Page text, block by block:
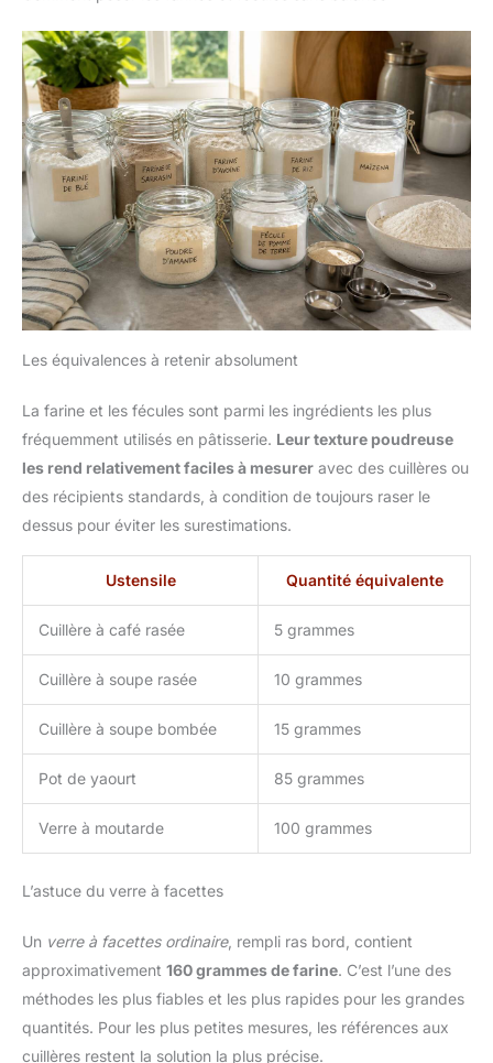
Utilisez le bouton rotatif LED
ou la fonction pulse. Grâce aux
différentes vitesses, ce robot
est adapté à presque toutes les
recettes. Même à la vitesse
maximale, l'appareil reste
silencieux, environ 75 dB. En
plus de son design élégant, le
robot est protégé contre la
surchauffe. Si le moteur devient
trop chaud, il s'éteint
automatiquement après
quelques minutes. La machine
reste stable et sécurisée grâce
à ses pieds antidérapants.
accessoires pour couper et râper légumes et fruits, préparez
vos propres saucisses avec l’accessoire pour saucisses, et
créez des biscuits de différentes formes avec l’appareil à
biscuits. Le hachoir à viande dispose de 3 niveaux de mouture
pour la préparation de viande hachée. Idéal pour tous les
amateurs de cuisine! 𝗣𝗨𝗜𝗦𝗦𝗔𝗡𝗖𝗘 𝗘𝗧 𝗖𝗢𝗡𝗧𝗥𝗢̂𝗟𝗘
𝗥𝗘́𝗨𝗡𝗜𝗘𝗦 : Utilisez le bouton rotatif LED pour choisir entre les
6 vitesses ou la fonction pulse. Grâce aux différentes vitesses,
ce robot est adapté à presque toutes les recettes. Même à la
vitesse maximale, l'appareil reste silencieux, environ 75 dB. En
plus de son design élégant, le robot est protégé contre la
surchauffe. Si le moteur devient trop chaud, il s'éteint
automatiquement après quelques minutes. La machine reste
stable et sécurisée grâce à ses pieds antidérapants.
Les équivalences à retenir absolument
La farine et les fécules sont parmi les ingrédients les plus
fréquemment utilisés en pâtisserie. Leur texture poudreuse
les rend relativement faciles à mesurer avec des cuillères ou
des récipients standards, à condition de toujours raser le
dessus pour éviter les surestimations.
Ustensile Quantité équivalente
Cuillère à café rasée 5 grammes
Cuillère à soupe rasée 10 grammes
Cuillère à soupe bombée 15 grammes
Pot de yaourt 85 grammes
Verre à moutarde 100 grammes
L’astuce du verre à facettes
Un verre à facettes ordinaire, rempli ras bord, contient
approximativement 160 grammes de farine. C’est l’une des
méthodes les plus fiables et les plus rapides pour les grandes
quantités. Pour les plus petites mesures, les références aux
cuillères restent la solution la plus précise.